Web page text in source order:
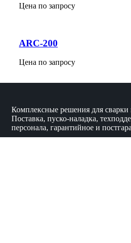
Цена по запросу
ARC-200
Цена по запросу
Комплексные решения для сварки
Поставка, пуско-наладка,
персонала, гарантийное и